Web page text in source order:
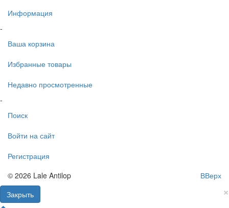
Информация
-
Ваша корзина
Избранные товары
Недавно просмотренные
-
Поиск
Войти на сайт
Регистрация
ВВерх
© 2026 Lale Antilop
×
Закрыть